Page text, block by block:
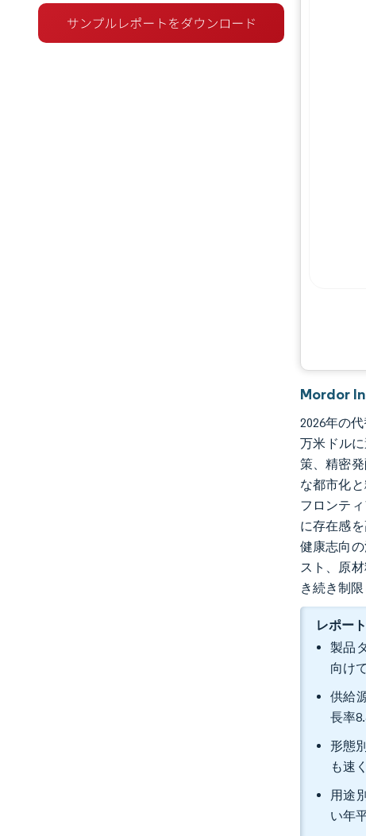
トレンドとインサイト
Mordor
2026年の
万米ドル
策、精密
な都市化
フロンテ
に存在感
健康志向
スト、原
き続き制限
レポー
製品
向け
供給
長率
形態
も速
用途
い年